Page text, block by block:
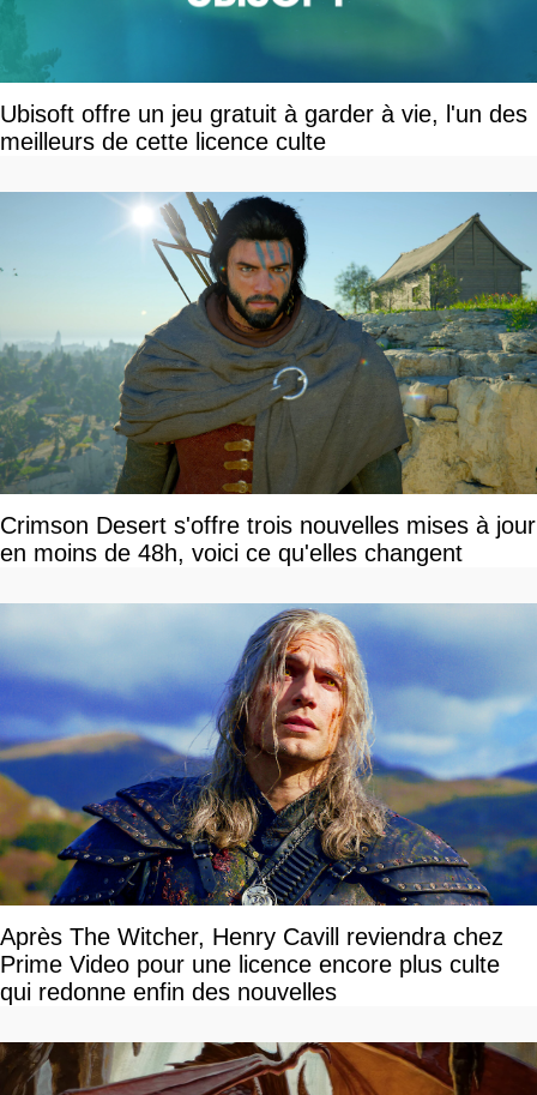
Ubisoft offre un jeu gratuit à garder à vie, l'un des
meilleurs de cette licence culte
Crimson Desert s'offre trois nouvelles mises à jour
en moins de 48h, voici ce qu'elles changent
Après The Witcher, Henry Cavill reviendra chez
Prime Video pour une licence encore plus culte
qui redonne enfin des nouvelles